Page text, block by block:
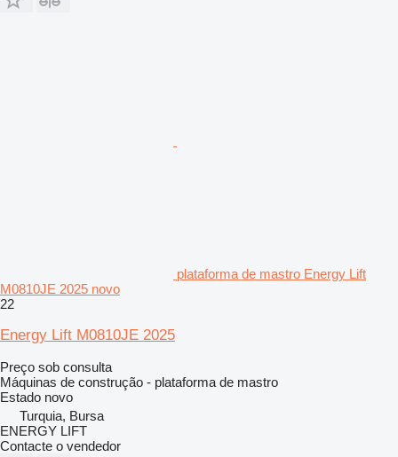
plataforma de mastro Energy Lift
M0810JE 2025 novo
22
Energy Lift M0810JE 2025
Preço sob consulta
Máquinas de construção - plataforma de mastro
Estado novo
Turquia, Bursa
ENERGY LIFT
Contacte o vendedor